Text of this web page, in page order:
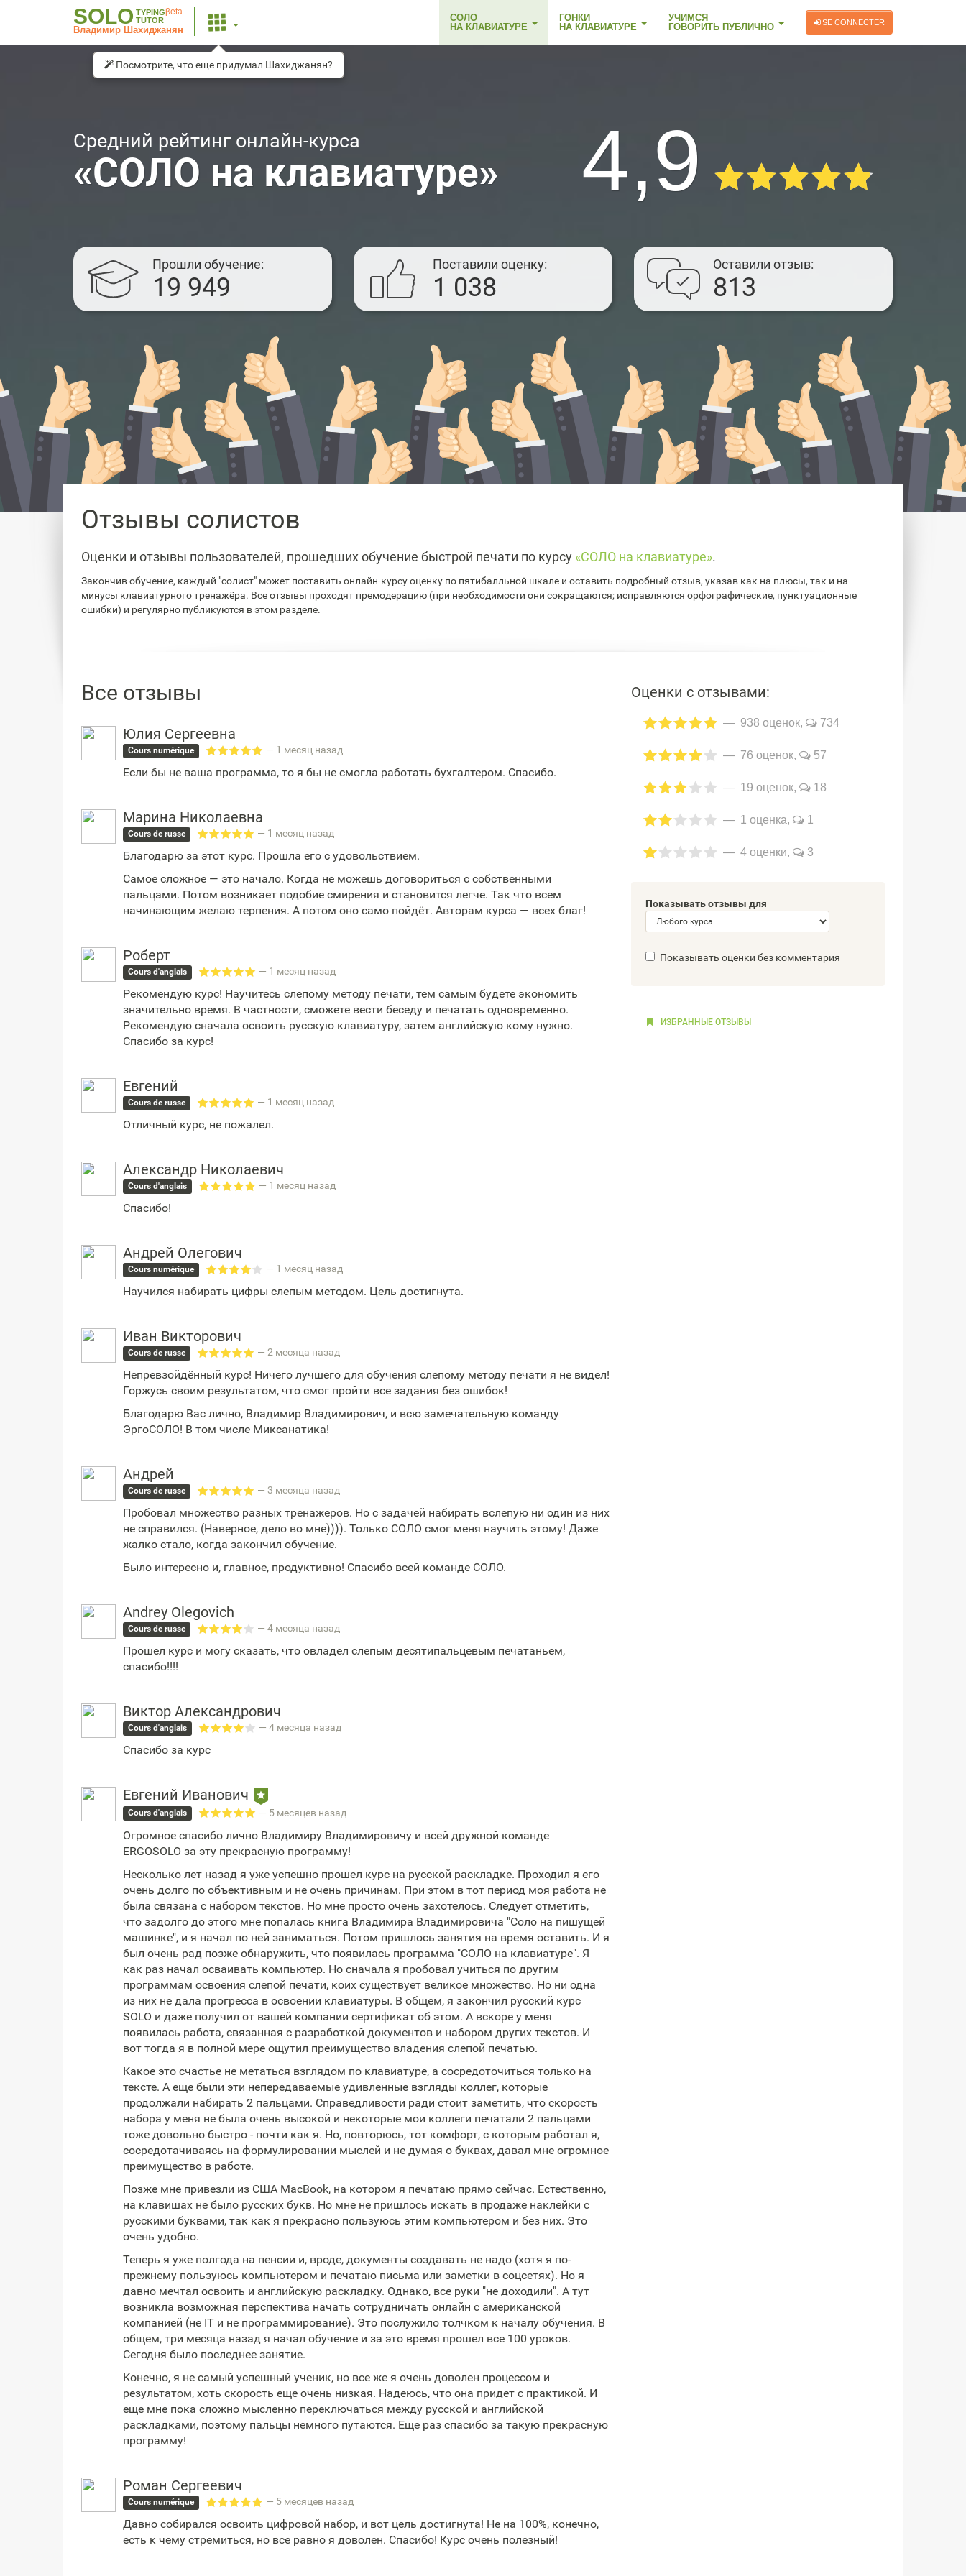
SOLO TYPING
TUTOR
βeta
Владимир Шахиджанян
СОЛО
НА КЛАВИАТУРЕ
ГОНКИ
НА КЛАВИАТУРЕ
УЧИМСЯ
ГОВОРИТЬ ПУБЛИЧНО
SE CONNECTER
Средний рейтинг онлайн-курса
«СОЛО на клавиатуре» 4,9
Прошли обучение
19 949
Поставили оценку
1 038
Оставили отзыв
813
Отзывы солистов
Оценки и отзывы пользователей, прошедших обучение быстрой печати по курсу «СОЛО на клавиатуре».
Закончив обучение, каждый "солист" может поставить онлайн-курсу оценку по пятибалльной шкале и оставить подробный отзыв, указав как на плюсы, так и на
минусы клавиатурного тренажёра. Все отзывы проходят премодерацию (при необходимости они сокращаются; исправляются орфографические, пунктуационные
ошибки) и регулярно публикуются в этом разделе.
Все отзывы
Юлия Сергеевна
Cours numérique — 1 месяц назад
Если бы не ваша программа, то я бы не смогла работать бухгалтером. Спасибо.
Марина Николаевна
Cours de russe — 1 месяц назад
Благодарю за этот курс. Прошла его с удовольствием.
Самое сложное — это начало. Когда не можешь договориться с собственными
пальцами. Потом возникает подобие смирения и становится легче. Так что всем
начинающим желаю терпения. А потом оно само пойдёт. Авторам курса — всех благ!
Роберт
Cours d'anglais — 1 месяц назад
Рекомендую курс! Научитесь слепому методу печати, тем самым будете экономить
значительно время. В частности, сможете вести беседу и печатать одновременно.
Рекомендую сначала освоить русскую клавиатуру, затем английскую кому нужно.
Спасибо за курс!
Евгений
Cours de russe — 1 месяц назад
Отличный курс, не пожалел.
Александр Николаевич
Cours d'anglais — 1 месяц назад
Спасибо!
Андрей Олегович
Cours numérique — 1 месяц назад
Научился набирать цифры слепым методом. Цель достигнута.
Иван Викторович
Cours de russe — 2 месяца назад
Непревзойдённый курс! Ничего лучшего для обучения слепому методу печати я не видел!
Горжусь своим результатом, что смог пройти все задания без ошибок!
Благодарю Вас лично, Владимир Владимирович, и всю замечательную команду
ЭргоСОЛО! В том числе Миксанатика!
Андрей
Cours de russe — 3 месяца назад
Пробовал множество разных тренажеров. Но с задачей набирать вслепую ни один из них
не справился. (Наверное, дело во мне)))). Только СОЛО смог меня научить этому! Даже
жалко стало, когда закончил обучение.
Было интересно и, главное, продуктивно! Спасибо всей команде СОЛО.
Andrey Olegovich
Cours de russe — 4 месяца назад
Прошел курс и могу сказать, что овладел слепым десятипальцевым печатаньем,
спасибо!!!!
Виктор Александрович
Cours d'anglais — 4 месяца назад
Спасибо за курс
Евгений Иванович
Cours d'anglais — 5 месяцев назад
Огромное спасибо лично Владимиру Владимировичу и всей дружной команде
ERGOSOLO за эту прекрасную программу!
Несколько лет назад я уже успешно прошел курс на русской раскладке. Проходил я его
очень долго по объективным и не очень причинам. При этом в тот период моя работа не
была связана с набором текстов. Но мне просто очень захотелось. Следует отметить,
что задолго до этого мне попалась книга Владимира Владимировича "Соло на пишущей
машинке", и я начал по ней заниматься. Потом пришлось занятия на время оставить. И я
был очень рад позже обнаружить, что появилась программа "СОЛО на клавиатуре". Я
как раз начал осваивать компьютер. Но сначала я пробовал учиться по другим
программам освоения слепой печати, коих существует великое множество. Но ни одна
из них не дала прогресса в освоении клавиатуры. В общем, я закончил русский курс
SOLO и даже получил от вашей компании сертификат об этом. А вскоре у меня
появилась работа, связанная с разработкой документов и набором других текстов. И
вот тогда я в полной мере ощутил преимущество владения слепой печатью.
Какое это счастье не метаться взглядом по клавиатуре, а сосредоточиться только на
тексте. А еще были эти непередаваемые удивленные взгляды коллег, которые
продолжали набирать 2 пальцами. Справедливости ради стоит заметить, что скорость
набора у меня не была очень высокой и некоторые мои коллеги печатали 2 пальцами
тоже довольно быстро - почти как я. Но, повторюсь, тот комфорт, с которым работал я,
сосредотачиваясь на формулировании мыслей и не думая о буквах, давал мне огромное
преимущество в работе.
Позже мне привезли из США MacBook, на котором я печатаю прямо сейчас. Естественно,
на клавишах не было русских букв. Но мне не пришлось искать в продаже наклейки с
русскими буквами, так как я прекрасно пользуюсь этим компьютером и без них. Это
очень удобно.
Теперь я уже полгода на пенсии и, вроде, документы создавать не надо (хотя я по-
прежнему пользуюсь компьютером и печатаю письма или заметки в соцсетях). Но я
давно мечтал освоить и английскую раскладку. Однако, все руки "не доходили". А тут
возникла возможная перспектива начать сотрудничать онлайн с американской
компанией (не IT и не программирование). Это послужило толчком к началу обучения. В
общем, три месяца назад я начал обучение и за это время прошел все 100 уроков.
Сегодня было последнее занятие.
Конечно, я не самый успешный ученик, но все же я очень доволен процессом и
результатом, хоть скорость еще очень низкая. Надеюсь, что она придет с практикой. И
еще мне пока сложно мысленно переключаться между русской и английской
раскладками, поэтому пальцы немного путаются. Еще раз спасибо за такую прекрасную
программу!
Роман Сергеевич
Cours numérique — 5 месяцев назад
Давно собирался освоить цифровой набор, и вот цель достигнута! Не на 100%, конечно,
есть к чему стремиться, но все равно я доволен. Спасибо! Курс очень полезный!
Оценки с отзывами:
938 оценок, 734
76 оценок, 57
19 оценок, 18
1 оценка, 1
4 оценки, 3
Показывать отзывы для
Показывать оценки без комментария
ИЗБРАННЫЕОТЗЫВЫ
Посмотрите, что еще придумал Шахиджанян?